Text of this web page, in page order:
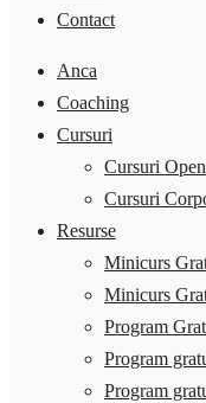
Contact
Anca
Coaching
Cursuri
Cursuri Open
Cursuri
Resurse
Minicurs
Minicurs
Program
Program
Program